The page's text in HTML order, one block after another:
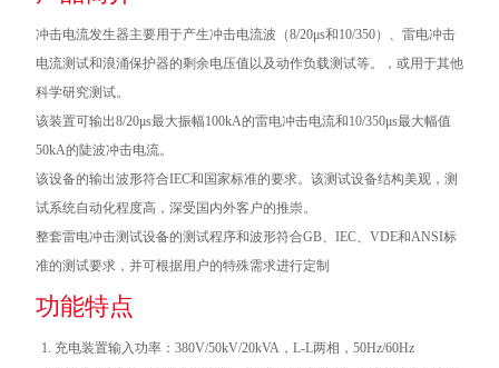
冲击电流发生器主要用于产生冲击电流波（8/20μs和10/350）、雷电冲击
电流测试和浪涌保护器的剩余电压值以及动作负载测试等。，或用于其他
科学研究测试。
该装置可输出8/20μs最大振幅100kA的雷电冲击电流和10/350μs最大幅值
50kA的陡波冲击电流。
该设备的输出波形符合IEC和国家标准的要求。该测试设备结构美观，测
试系统自动化程度高，深受国内外客户的推崇。
整套雷电冲击测试设备的测试程序和波形符合GB、IEC、VDE和ANSI标
准的测试要求，并可根据用户的特殊需求进行定制
功能特点
充电装置输入功率：380V/50kV/20kVA，L-L两相，50Hz/60Hz